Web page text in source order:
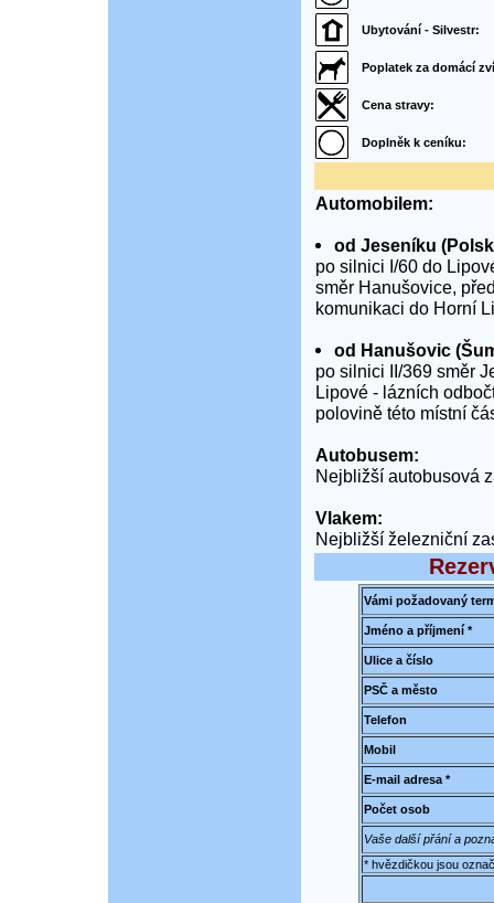
Ubytování - Silvestr:
Poplatek za domácí
Cena stravy:
Doplněk k ceníku:
Automobilem:
od Jeseníku
po silnici I/60 do
směr Hanušovice,
komunikaci do Horní
od Hanušovic
po silnici II/369 směr
Lipové - lázních
polovině této místní
Autobusem:
Nejbližší autobusová
Vlakem:
Nejbližší železniční
Vámi požadovaný
Jméno a příjmení *
Ulice a číslo
PSČ a město
Telefon
Mobil
E-mail adresa *
Počet osob
Vaše další přání a
* hvězdičkou jsou